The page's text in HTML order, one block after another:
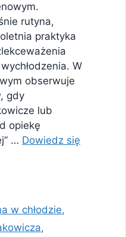
rutyna,
praktyka
W
obserwuje
gdy
lub
opiekę
… Dowiedz się
w chłodzie,
,